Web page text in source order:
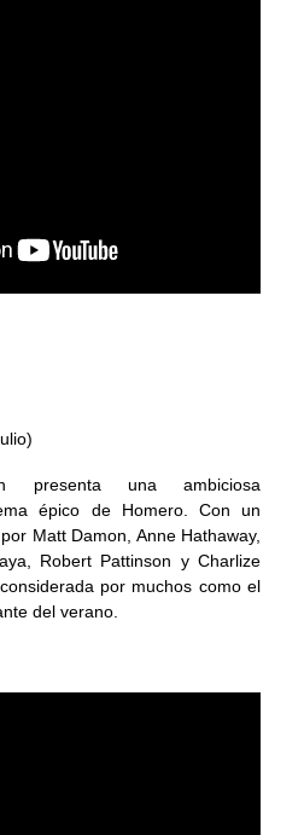
presenta una ambiciosa
épico de Homero. Con un
Matt Damon, Anne Hathaway,
Robert Pattinson y Charlize
por muchos como el
del verano.